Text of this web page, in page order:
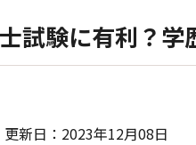
試験に有利？
新日：2023年12月08日